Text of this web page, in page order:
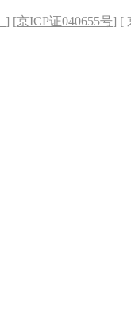
] [京ICP证040655号] [